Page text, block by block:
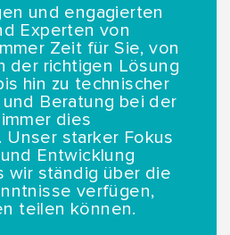
und engagierten
Experten von
Zeit für Sie, von
der richtigen Lösung
hin zu technischer
Beratung bei der
dies
starker Fokus
Entwicklung
wir ständig über die
verfügen,
teilen können.